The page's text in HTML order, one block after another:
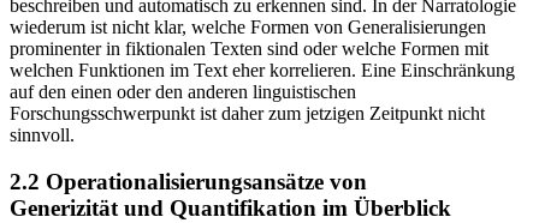
beschreiben und automatisch zu erkennen sind. In der Narratologie
wiederum ist nicht klar, welche Formen von Generalisierungen
prominenter in fiktionalen Texten sind oder welche Formen mit
welchen Funktionen im Text eher korrelieren. Eine Einschränkung
auf den einen oder den anderen linguistischen
Forschungsschwerpunkt ist daher zum jetzigen Zeitpunkt nicht
sinnvoll.
2.2 Operationalisierungsansätze von
Generizität und Quantifikation im Überblick